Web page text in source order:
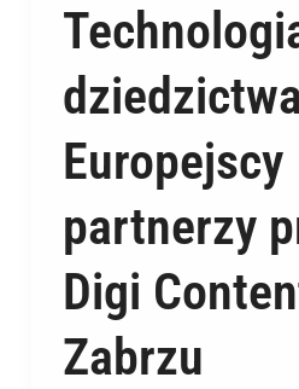
Europejscy
partnerzy
Digi
Zabrzu